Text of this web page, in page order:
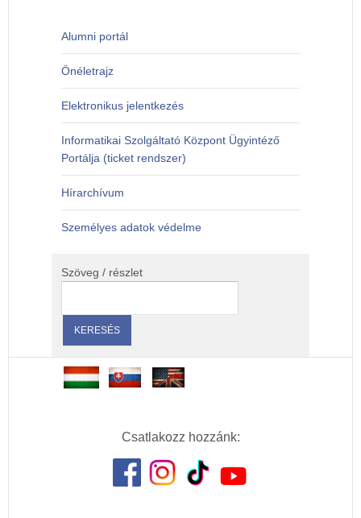
Alumni portál
Önéletrajz
Elektronikus jelentkezés
Informatikai Szolgáltató Központ Ügyintéző
Portálja (ticket rendszer)
Hírarchívum
Személyes adatok védelme
Szöveg / részlet
Csatlakozz hozzánk: